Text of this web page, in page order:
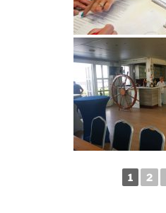
1 2